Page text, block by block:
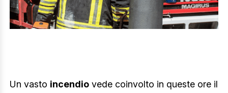
Un vasto incendio vede coinvolto in queste ore il